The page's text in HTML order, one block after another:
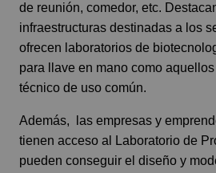
de reunión, comedor, etc.
infraestructuras destinadas a los
ofrecen laboratorios de
para llave en mano como
técnico de uso común.
Además, las empresas y
tienen acceso al Laboratorio de
pueden conseguir el diseño y